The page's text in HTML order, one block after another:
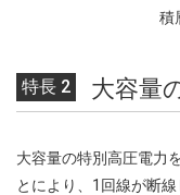
積
特長 2 大容量
大容量の特別高圧電力
とにより、1回線が断